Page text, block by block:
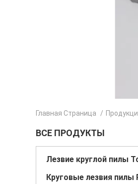
Главная Страница /
ВСЕ ПРОДУКТЫ
Лезвие круглой пилы
Круговые лезвия пилы